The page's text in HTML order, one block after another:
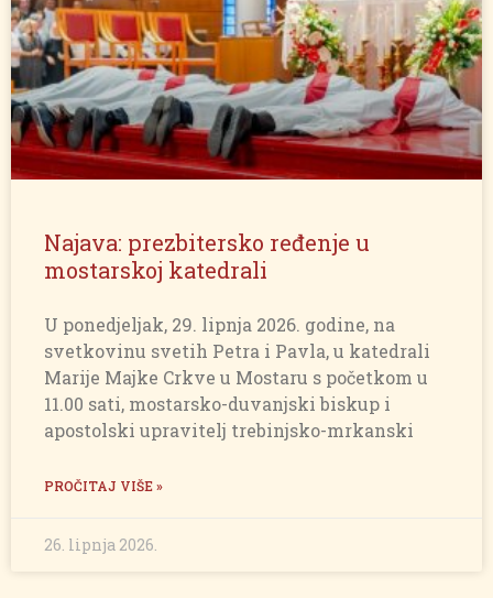
Najava: prezbitersko ređenje u
mostarskoj katedrali
U ponedjeljak, 29. lipnja 2026. godine, na
svetkovinu svetih Petra i Pavla, u katedrali
Marije Majke Crkve u Mostaru s početkom u
11.00 sati, mostarsko-duvanjski biskup i
apostolski upravitelj trebinjsko-mrkanski
PROČITAJ VIŠE »
26. lipnja 2026.